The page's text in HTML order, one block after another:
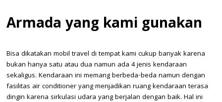
Armada yang kami gunakan
Bisa dikatakan mobil travel di tempat kami cukup banyak karena
bukan hanya satu atau dua namun ada 4 jenis kendaraan
sekaligus. Kendaraan ini memang berbeda-beda namun dengan
fasilitas air conditioner yang menjadikan ruang kendaraan terasa
dingin karena sirkulasi udara yang berjalan dengan baik. Hal ini